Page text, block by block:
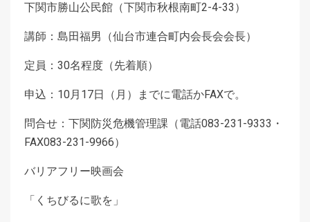
下関市勝山公民館（下関市秋根南町2-4-33）
講師：島田福男（仙台市連合町内会長会会長）
定員：30名程度（先着順）
申込：10月17日（月）までに電話かFAXで。
問合せ：下関防災危機管理課（電話083-231-9333・
FAX083-231-9966）
バリアフリー映画会
「くちびるに歌を」